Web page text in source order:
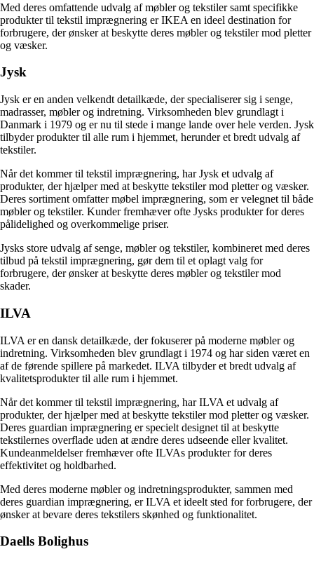
Med deres omfattende udvalg af møbler og tekstiler samt specifikke
produkter til tekstil imprægnering er IKEA en ideel destination for
forbrugere, der ønsker at beskytte deres møbler og tekstiler mod pletter
og væsker.
Jysk
Jysk er en anden velkendt detailkæde, der specialiserer sig i senge,
madrasser, møbler og indretning. Virksomheden blev grundlagt i
Danmark i 1979 og er nu til stede i mange lande over hele verden. Jysk
tilbyder produkter til alle rum i hjemmet, herunder et bredt udvalg af
tekstiler.
Når det kommer til tekstil imprægnering, har Jysk et udvalg af
produkter, der hjælper med at beskytte tekstiler mod pletter og væsker.
Deres sortiment omfatter møbel imprægnering, som er velegnet til både
møbler og tekstiler. Kunder fremhæver ofte Jysks produkter for deres
pålidelighed og overkommelige priser.
Jysks store udvalg af senge, møbler og tekstiler, kombineret med deres
tilbud på tekstil imprægnering, gør dem til et oplagt valg for
forbrugere, der ønsker at beskytte deres møbler og tekstiler mod
skader.
ILVA
ILVA er en dansk detailkæde, der fokuserer på moderne møbler og
indretning. Virksomheden blev grundlagt i 1974 og har siden været en
af ​​de førende spillere på markedet. ILVA tilbyder et bredt udvalg af
kvalitetsprodukter til alle rum i hjemmet.
Når det kommer til tekstil imprægnering, har ILVA et udvalg af
produkter, der hjælper med at beskytte tekstiler mod pletter og væsker.
Deres guardian imprægnering er specielt designet til at beskytte
tekstilernes overflade uden at ændre deres udseende eller kvalitet.
Kundeanmeldelser fremhæver ofte ILVAs produkter for deres
effektivitet og holdbarhed.
Med deres moderne møbler og indretningsprodukter, sammen med
deres guardian imprægnering, er ILVA et ideelt sted for forbrugere, der
ønsker at bevare deres tekstilers skønhed og funktionalitet.
Daells Bolighus